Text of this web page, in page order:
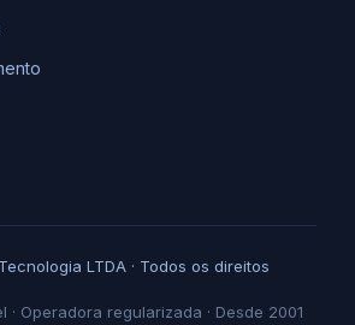
LTDA · Todos os direitos
· Operadora regularizada · Desde 2001